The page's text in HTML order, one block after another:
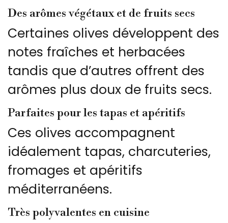
Des arômes végétaux et de fruits secs
Certaines olives développent des
notes fraîches et herbacées
tandis que d’autres offrent des
arômes plus doux de fruits secs.
Parfaites pour les tapas et apéritifs
Ces olives accompagnent
idéalement tapas, charcuteries,
fromages et apéritifs
méditerranéens.
Très polyvalentes en cuisine